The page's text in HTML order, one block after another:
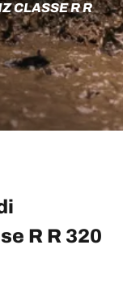
CLASSE R R
R R 320